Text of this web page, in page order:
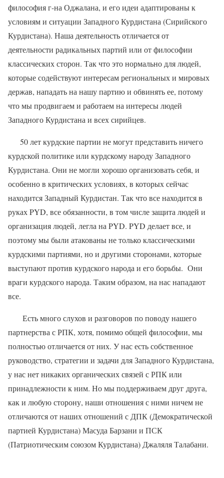
философия г-на Оджалана, и его идеи адаптированы к
условиям и ситуации Западного Курдистана (Сирийского
Курдистана). Наша деятельность отличается от
деятельности радикальных партий или от философии
классических сторон. Так что это нормально для людей,
которые содействуют интересам региональных и мировых
держав, нападать на нашу партию и обвинять ее, потому
что мы продвигаем и работаем на интересы людей
Западного Курдистана и всех сирийцев.
50 лет курдские партии не могут представить ничего
курдской политике или курдскому народу Западного
Курдистана. Они не могли хорошо организовать себя, и
особенно в критических условиях, в которых сейчас
находится Западный Курдистан. Так что все находится в
руках PYD, все обязанности, в том числе защита людей и
организация людей, легла на PYD. PYD делает все, и
поэтому мы были атакованы не только классическими
курдскими партиями, но и другими сторонами, которые
выступают против курдского народа и его борьбы. Они
враги курдского народа. Таким образом, на нас нападают
все.
Есть много слухов и разговоров по поводу нашего
партнерства с РПК, хотя, помимо общей философии, мы
полностью отличается от них. У нас есть собственное
руководство, стратегии и задачи для Западного Курдистана,
у нас нет никаких органических связей с РПК или
принадлежности к ним. Но мы поддерживаем друг друга,
как и любую сторону, наши отношения с ними ничем не
отличаются от наших отношений с ДПК (Демократической
партией Курдистана) Масуда Барзани и ПСК
(Патриотическим союзом Курдистана) Джаляля Талабани.